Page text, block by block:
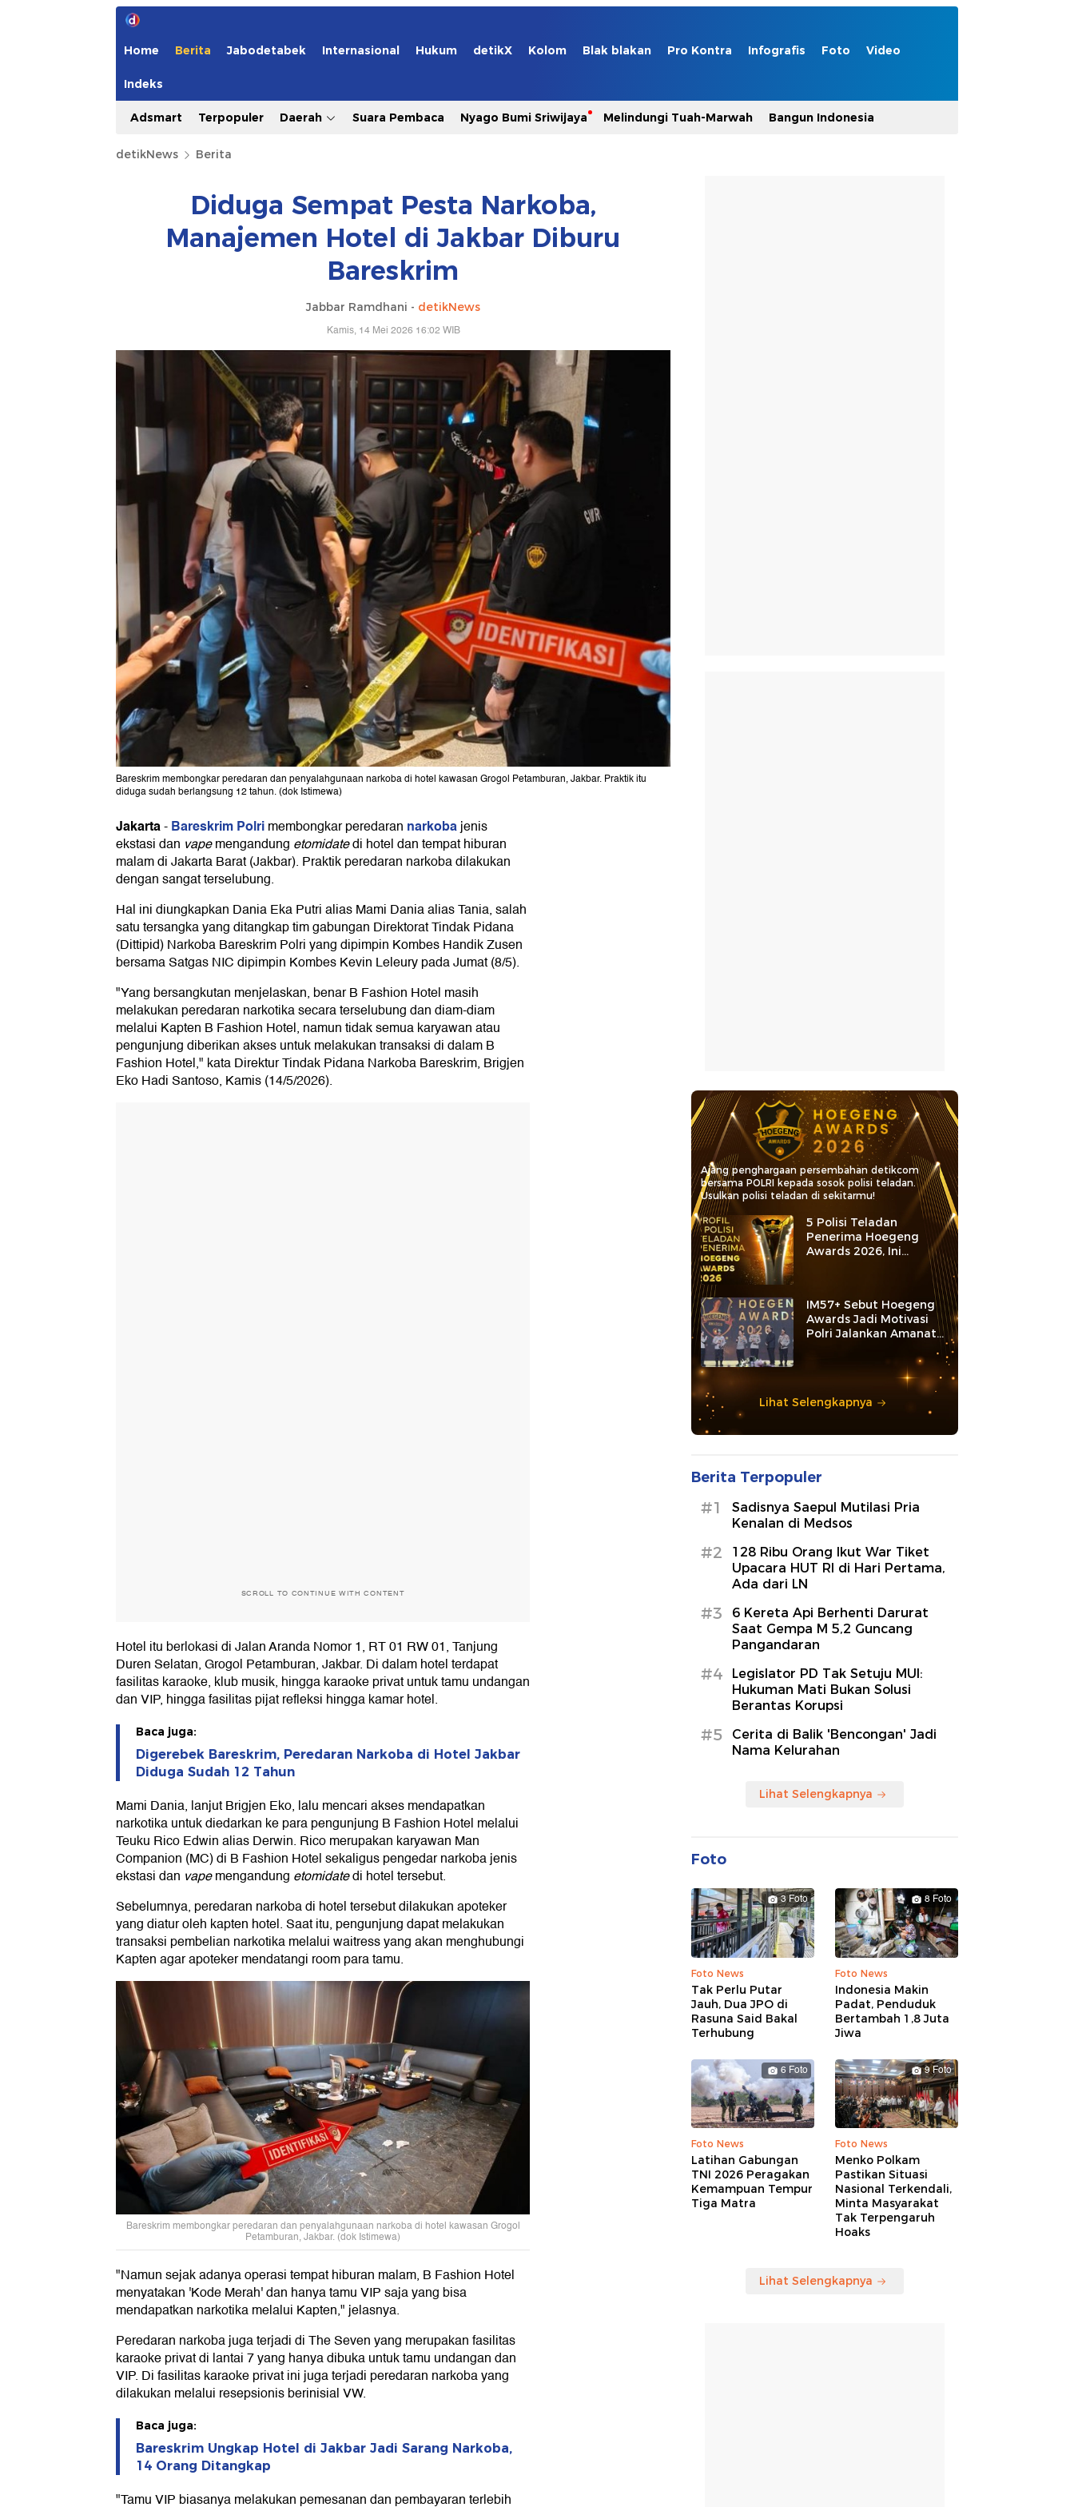
Home Berita Jabodetabek Internasional Hukum detikX Kolom Blak blakan Pro Kontra Infografis Foto Video
Indeks
Adsmart Terpopuler Daerah Suara Pembaca Nyago Bumi Sriwijaya Melindungi Tuah-Marwah Bangun Indonesia
detikNews Berita
Diduga Sempat Pesta Narkoba,
Manajemen Hotel di Jakbar Diburu
Bareskrim
Jabbar Ramdhani - detikNews
Kamis, 14 Mei 2026 16:02 WIB
Bareskrim membongkar peredaran dan penyalahgunaan narkoba di hotel kawasan Grogol Petamburan, Jakbar. Praktik itu
diduga sudah berlangsung 12 tahun. (dok Istimewa)
Jakarta-Bareskrim Polrimembongkar peredaran narkobajenis
ekstasi dan vapemengandung etomidatedi hotel dan tempat hiburan
malam di Jakarta Barat (Jakbar). Praktik peredaran narkoba dilakukan
dengan sangat terselubung.
Hal ini diungkapkan Dania Eka Putri alias Mami Dania alias Tania, salah
satu tersangka yang ditangkap tim gabungan Direktorat Tindak Pidana
(Dittipid) Narkoba Bareskrim Polri yang dipimpin Kombes Handik Zusen
bersama Satgas NIC dipimpin Kombes Kevin Leleury pada Jumat (8/5).
"Yang bersangkutan menjelaskan, benar B Fashion Hotel masih
melakukan peredaran narkotika secara terselubung dan diam-diam
melalui Kapten B Fashion Hotel, namun tidak semua karyawan atau
pengunjung diberikan akses untuk melakukan transaksi di dalam B
Fashion Hotel," kata Direktur Tindak Pidana Narkoba Bareskrim, Brigjen
Eko Hadi Santoso, Kamis (14/5/2026).
SCROLL TO CONTINUE WITH CONTENT
Hotel itu berlokasi di Jalan Aranda Nomor 1, RT 01 RW 01, Tanjung
Duren Selatan, Grogol Petamburan, Jakbar. Di dalam hotel terdapat
fasilitas karaoke, klub musik, hingga karaoke privat untuk tamu undangan
dan VIP, hingga fasilitas pijat refleksi hingga kamar hotel.
Baca juga:
Digerebek Bareskrim, Peredaran Narkoba di Hotel Jakbar
Diduga Sudah 12 Tahun
Mami Dania, lanjut Brigjen Eko, lalu mencari akses mendapatkan
narkotika untuk diedarkan ke para pengunjung B Fashion Hotel melalui
Teuku Rico Edwin alias Derwin. Rico merupakan karyawan Man
Companion (MC) di B Fashion Hotel sekaligus pengedar narkoba jenis
ekstasi dan vapemengandung etomidatedi hotel tersebut.
Sebelumnya, peredaran narkoba di hotel tersebut dilakukan apoteker
yang diatur oleh kapten hotel. Saat itu, pengunjung dapat melakukan
transaksi pembelian narkotika melalui waitress yang akan menghubungi
Kapten agar apoteker mendatangi room para tamu.
Bareskrim membongkar peredaran dan penyalahgunaan narkoba di hotel kawasan Grogol
Petamburan, Jakbar. (dok Istimewa)
"Namun sejak adanya operasi tempat hiburan malam, B Fashion Hotel
menyatakan 'Kode Merah' dan hanya tamu VIP saja yang bisa
mendapatkan narkotika melalui Kapten," jelasnya.
Peredaran narkoba juga terjadi di The Seven yang merupakan fasilitas
karaoke privat di lantai 7 yang hanya dibuka untuk tamu undangan dan
VIP. Di fasilitas karaoke privat ini juga terjadi peredaran narkoba yang
dilakukan melalui resepsionis berinisial VW.
Baca juga:
Bareskrim Ungkap Hotel di Jakbar Jadi Sarang Narkoba,
14 Orang Ditangkap
"Tamu VIP biasanya melakukan pemesanan dan pembayaran terlebih
Ajang penghargaan persembahan detikcom
bersama POLRI kepada sosok polisi teladan.
Usulkan polisi teladan di sekitarmu!
5 Polisi Teladan
Penerima Hoegeng
Awards 2026, Ini
Kategori dan Kiprahnya
IM57+ Sebut Hoegeng
Awards Jadi Motivasi
Polri Jalankan Amanat
Lihat Selengkapnya
Berita Terpopuler
#1
Sadisnya Saepul Mutilasi Pria
Kenalan di Medsos
#2
128 Ribu Orang Ikut War Tiket
Upacara HUT RI di Hari Pertama,
Ada dari LN
#3
6 Kereta Api Berhenti Darurat
Saat Gempa M 5,2 Guncang
Pangandaran
#4
Legislator PD Tak Setuju MUI:
Hukuman Mati Bukan Solusi
Berantas Korupsi
#5
Cerita di Balik 'Bencongan' Jadi
Nama Kelurahan
Lihat Selengkapnya
Foto
3 Foto
Foto News
Tak Perlu Putar
Jauh, Dua JPO di
Rasuna Said Bakal
Terhubung
8 Foto
Foto News
Indonesia Makin
Padat, Penduduk
Bertambah 1,8 Juta
Jiwa
6 Foto
Foto News
Latihan Gabungan
TNI 2026 Peragakan
Kemampuan Tempur
Tiga Matra
9 Foto
Foto News
Menko Polkam
Pastikan Situasi
Nasional Terkendali,
Minta Masyarakat
Tak Terpengaruh
Hoaks
Lihat Selengkapnya